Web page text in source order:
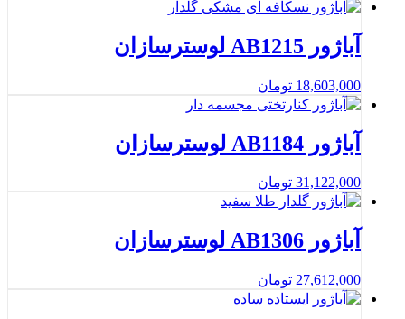
آباژور AB1215 لوسترسازان
18,603,000 تومان
آباژور AB1184 لوسترسازان
31,122,000 تومان
آباژور AB1306 لوسترسازان
27,612,000 تومان